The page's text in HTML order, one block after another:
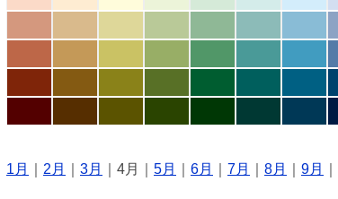
1月 2月 3月 ｜4月｜ 5月 6月 7月 8月 9月